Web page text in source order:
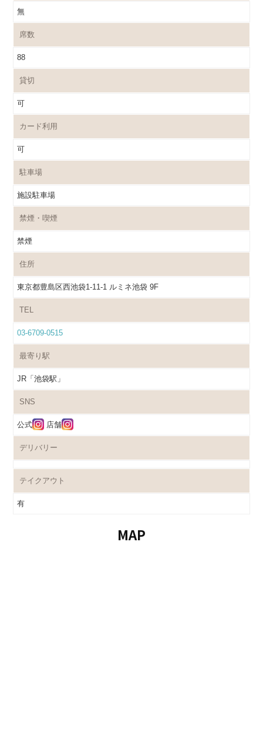
無
席数
88
貸切
可
カード利用
可
駐車場
施設駐車場
禁煙・喫煙
禁煙
住所
東京都豊島区西池袋1-11-1 ルミネ池袋 9F
TEL
03-6709-0515
最寄り駅
JR「池袋駅」
SNS
公式 店舗
デリバリー
テイクアウト
有
MAP